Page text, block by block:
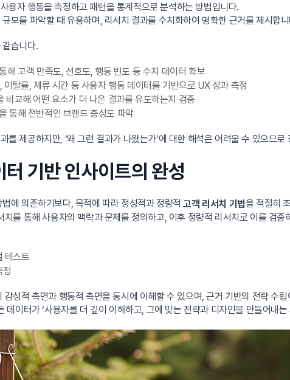
용자 행동을 측정하고 패턴을 통계적으로 분석하는 방법입니다.
모를 파악할 때 유용하며, 리서치 결과를 수치화하여 명확한 근거를 제시합
같습니다.
해 고객 만족도, 선호도, 행동 빈도 등 수치 데이터 확보
탈률, 체류 시간 등 사용자 행동 데이터를 기반으로 UX 성과 측정
교해 어떤 요소가 더 나은 결과를 유도하는지 검증
통해 전반적인 브랜드 충성도 파악
를 제공하지만, ‘왜 그런 결과가 나왔는가’에 대한 해석은 어려울 수 있으므
기반 인사이트의 완성
에 의존하기보다, 목적에 따라 정성적과 정량적고객 리서치 기법을 적절히
를 통해 사용자의 맥락과 문제를 정의하고, 이후 정량적 리서치로 이를 검
테스트
성적 측면과 행동적 측면을 동시에 이해할 수 있으며, 근거 기반의 전략 수
데이터가 ‘사용자를 더 깊이 이해하고, 그에 맞는 전략과 디자인을 만들어내